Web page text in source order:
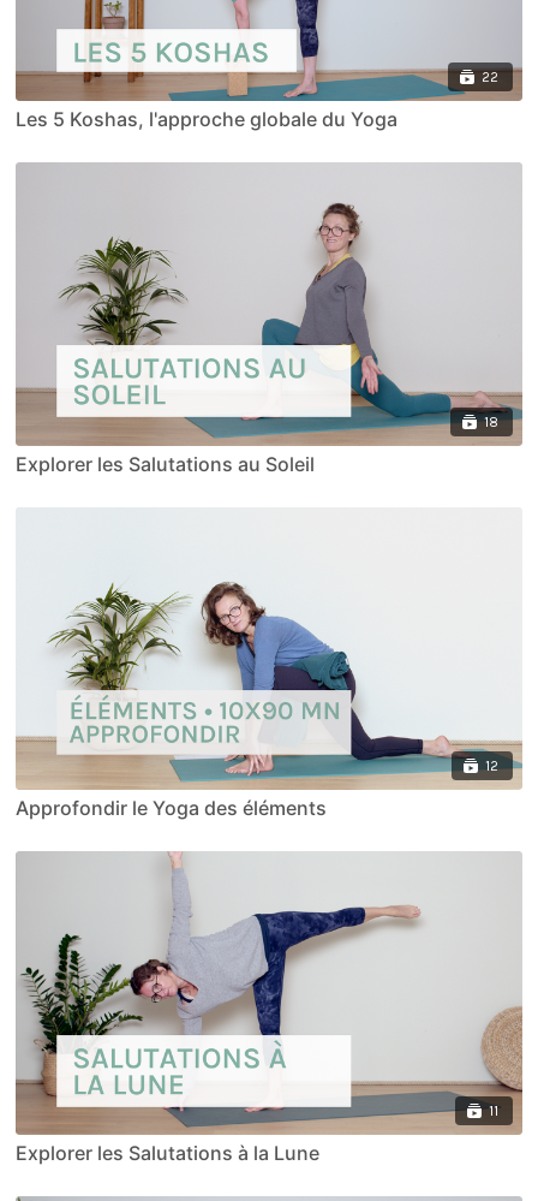
22
Les 5 Koshas, l'approche globale du Yoga
18
Explorer les Salutations au Soleil
12
Approfondir le Yoga des éléments
11
Explorer les Salutations à la Lune